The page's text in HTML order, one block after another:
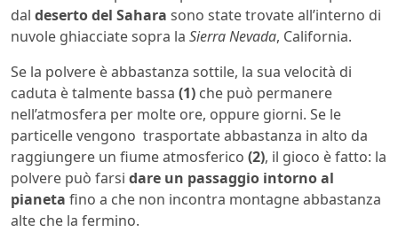
dal deserto del Sahara sono state trovate all’interno di
nuvole ghiacciate sopra la Sierra Nevada, California.
Se la polvere è abbastanza sottile, la sua velocità di
caduta è talmente bassa (1) che può permanere
nell’atmosfera per molte ore, oppure giorni. Se le
particelle vengono trasportate abbastanza in alto da
raggiungere un fiume atmosferico (2), il gioco è fatto: la
polvere può farsi dare un passaggio intorno al
pianeta fino a che non incontra montagne abbastanza
alte che la fermino.